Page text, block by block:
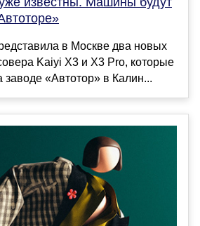
в Москве два новых
Kaiyi X3 и X3 Pro, которые
заводе «Автотор» в Калин...